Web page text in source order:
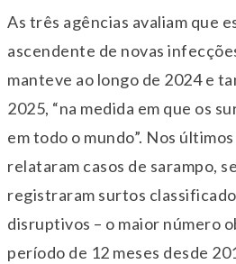
As três agências avaliam que
ascendente de novas
manteve ao longo de 2024 e
2025, “na medida em que os
em todo o mundo”. Nos
relataram casos de sarampo,
registraram surtos
disruptivos – o maior número
período de 12 meses desde